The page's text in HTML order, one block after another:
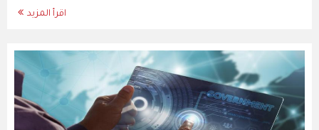
اقرأ المزيد